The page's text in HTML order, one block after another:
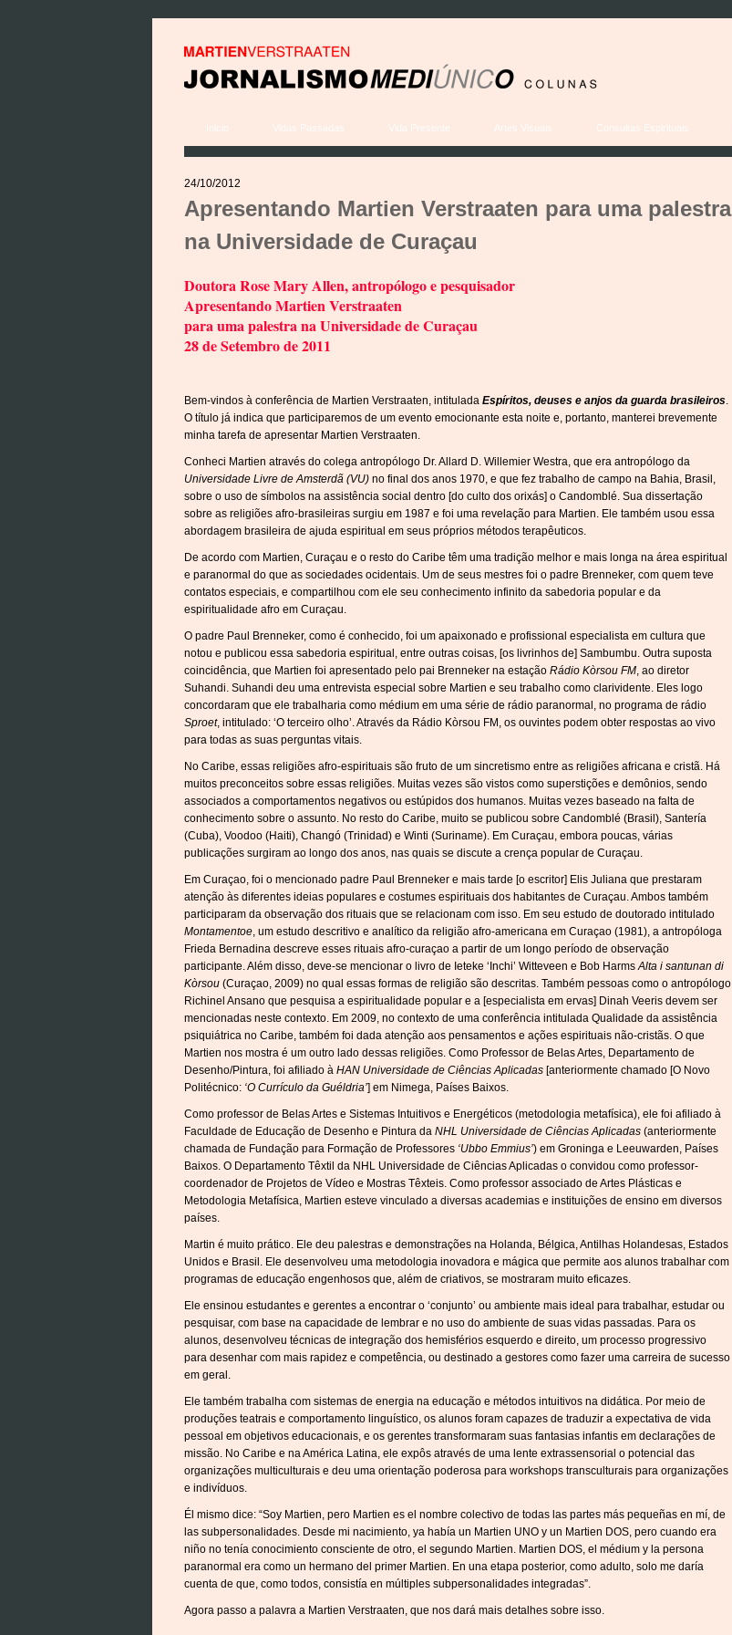
Inicio Vidas Passadas Vida Presente Artes Visuais Consultas Espirituais
24/10/2012
Apresentando Martien Verstraaten para uma palestra
na Universidade de Curaçau
Doutora Rose Mary Allen, antropólogo e pesquisador
Apresentando Martien Verstraaten
para uma palestra na Universidade de Curaçau
28 de Setembro de 2011
Bem-vindos à conferência de Martien Verstraaten, intitulada Espíritos, deuses e anjos da guarda brasileiros.
O título já indica que participaremos de um evento emocionante esta noite e, portanto, manterei brevemente
minha tarefa de apresentar Martien Verstraaten.
Conheci Martien através do colega antropólogo Dr. Allard D. Willemier Westra, que era antropólogo da
Universidade Livre de Amsterdã (VU) no final dos anos 1970, e que fez trabalho de campo na Bahia, Brasil,
sobre o uso de símbolos na assistência social dentro [do culto dos orixás] o Candomblé. Sua dissertação
sobre as religiões afro-brasileiras surgiu em 1987 e foi uma revelação para Martien. Ele também usou essa
abordagem brasileira de ajuda espiritual em seus próprios métodos terapêuticos.
De acordo com Martien, Curaçau e o resto do Caribe têm uma tradição melhor e mais longa na área espiritual
e paranormal do que as sociedades ocidentais. Um de seus mestres foi o padre Brenneker, com quem teve
contatos especiais, e compartilhou com ele seu conhecimento infinito da sabedoria popular e da
espiritualidade afro em Curaçau.
O padre Paul Brenneker, como é conhecido, foi um apaixonado e profissional especialista em cultura que
notou e publicou essa sabedoria espiritual, entre outras coisas, [os livrinhos de] Sambumbu. Outra suposta
coincidência, que Martien foi apresentado pelo pai Brenneker na estação Rádio Kòrsou FM, ao diretor
Suhandi. Suhandi deu uma entrevista especial sobre Martien e seu trabalho como clarividente. Eles logo
concordaram que ele trabalharia como médium em uma série de rádio paranormal, no programa de rádio
Sproet, intitulado: ‘O terceiro olho’. Através da Rádio Kòrsou FM, os ouvintes podem obter respostas ao vivo
para todas as suas perguntas vitais.
No Caribe, essas religiões afro-espirituais são fruto de um sincretismo entre as religiões africana e cristã. Há
muitos preconceitos sobre essas religiões. Muitas vezes são vistos como superstições e demônios, sendo
associados a comportamentos negativos ou estúpidos dos humanos. Muitas vezes baseado na falta de
conhecimento sobre o assunto. No resto do Caribe, muito se publicou sobre Candomblé (Brasil), Santería
(Cuba), Voodoo (Haiti), Changó (Trinidad) e Winti (Suriname). Em Curaçau, embora poucas, várias
publicações surgiram ao longo dos anos, nas quais se discute a crença popular de Curaçau.
Em Curaçao, foi o mencionado padre Paul Brenneker e mais tarde [o escritor] Elis Juliana que prestaram
atenção às diferentes ideias populares e costumes espirituais dos habitantes de Curaçau. Ambos também
participaram da observação dos rituais que se relacionam com isso. Em seu estudo de doutorado intitulado
Montamentoe, um estudo descritivo e analítico da religião afro-americana em Curaçao (1981), a antropóloga
Frieda Bernadina descreve esses rituais afro-curaçao a partir de um longo período de observação
participante. Além disso, deve-se mencionar o livro de Ieteke ‘Inchi’ Witteveen e Bob HarmsAlta i santunan di
Kòrsou (Curaçao, 2009) no qual essas formas de religião são descritas. Também pessoas como o antropólogo
Richinel Ansano que pesquisa a espiritualidade popular e a [especialista em ervas] Dinah Veeris devem ser
mencionadas neste contexto. Em 2009, no contexto de uma conferência intitulada Qualidade da assistência
psiquiátrica no Caribe, também foi dada atenção aos pensamentos e ações espirituais não-cristãs. O que
Martien nos mostra é um outro lado dessas religiões. Como Professor de Belas Artes, Departamento de
Desenho/Pintura, foi afiliado à HAN Universidade de Ciências Aplicadas [anteriormente chamado [O Novo
Politécnico: ‘O Currículo da Guéldria’] em Nimega, Países Baixos.
Como professor de Belas Artes e Sistemas Intuitivos e Energéticos (metodologia metafísica), ele foi afiliado à
Faculdade de Educação de Desenho e Pintura da NHL Universidade de Ciências Aplicadas (anteriormente
chamada de Fundação para Formação de Professores ‘Ubbo Emmius’) em Groninga e Leeuwarden, Países
Baixos. O Departamento Têxtil da NHL Universidade de Ciências Aplicadas o convidou como professor-
coordenador de Projetos de Vídeo e Mostras Têxteis. Como professor associado de Artes Plásticas e
Metodologia Metafísica, Martien esteve vinculado a diversas academias e instituições de ensino em diversos
países.
Martin é muito prático. Ele deu palestras e demonstrações na Holanda, Bélgica, Antilhas Holandesas, Estados
Unidos e Brasil. Ele desenvolveu uma metodologia inovadora e mágica que permite aos alunos trabalhar com
programas de educação engenhosos que, além de criativos, se mostraram muito eficazes.
Ele ensinou estudantes e gerentes a encontrar o ‘conjunto’ ou ambiente mais ideal para trabalhar, estudar ou
pesquisar, com base na capacidade de lembrar e no uso do ambiente de suas vidas passadas. Para os
alunos, desenvolveu técnicas de integração dos hemisférios esquerdo e direito, um processo progressivo
para desenhar com mais rapidez e competência, ou destinado a gestores como fazer uma carreira de sucesso
em geral.
Ele também trabalha com sistemas de energia na educação e métodos intuitivos na didática. Por meio de
produções teatrais e comportamento linguístico, os alunos foram capazes de traduzir a expectativa de vida
pessoal em objetivos educacionais, e os gerentes transformaram suas fantasias infantis em declarações de
missão. No Caribe e na América Latina, ele expôs através de uma lente extrassensorial o potencial das
organizações multiculturais e deu uma orientação poderosa para workshops transculturais para organizações
e indivíduos.
Él mismo dice: “Soy Martien, pero Martien es el nombre colectivo de todas las partes más pequeñas en mí, de
las subpersonalidades. Desde mi nacimiento, ya había un Martien UNO y un Martien DOS, pero cuando era
niño no tenía conocimiento consciente de otro, el segundo Martien. Martien DOS, el médium y la persona
paranormal era como un hermano del primer Martien. En una etapa posterior, como adulto, solo me daría
cuenta de que, como todos, consistía en múltiples subpersonalidades integradas”.
Agora passo a palavra a Martien Verstraaten, que nos dará mais detalhes sobre isso.